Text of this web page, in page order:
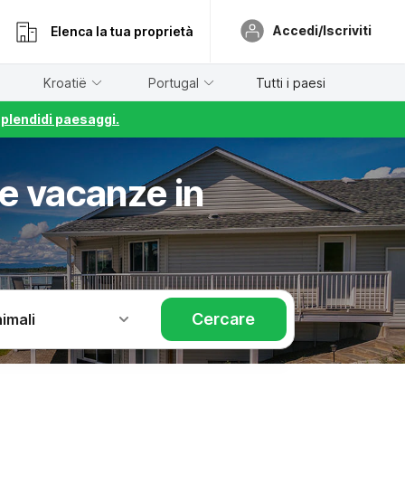
Elenca la tua proprietà Accedi/Iscriviti
Kroatië Portugal Tutti i paesi
paesaggi.
vacanze in
Cercare